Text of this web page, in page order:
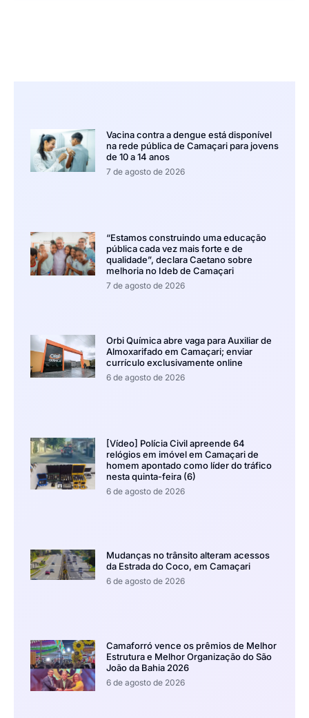
Vacina contra a dengue está disponível
na rede pública de Camaçari para jovens
de 10 a 14 anos
7 de agosto de 2026
“Estamos construindo uma educação
pública cada vez mais forte e de
qualidade”, declara Caetano sobre
melhoria no Ideb de Camaçari
7 de agosto de 2026
Orbi Química abre vaga para Auxiliar de
Almoxarifado em Camaçari; enviar
currículo exclusivamente online
6 de agosto de 2026
[Vídeo] Polícia Civil apreende 64
relógios em imóvel em Camaçari de
homem apontado como líder do tráfico
nesta quinta-feira (6)
6 de agosto de 2026
Mudanças no trânsito alteram acessos
da Estrada do Coco, em Camaçari
6 de agosto de 2026
Camaforró vence os prêmios de Melhor
Estrutura e Melhor Organização do São
João da Bahia 2026
6 de agosto de 2026